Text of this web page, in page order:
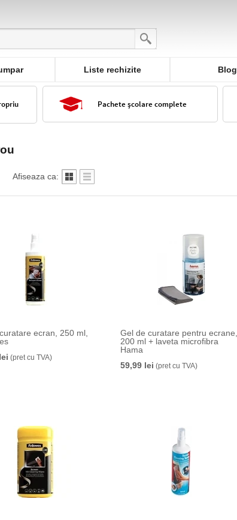
Liste rechizite Blog
Pachete școlare complete
Afiseaza ca:
ecran, 250 ml,
(pret cu TVA)
Gel de curatare pentru ecrane,
200 ml + laveta microfibra
Hama
59,99 lei (pret cu TVA)